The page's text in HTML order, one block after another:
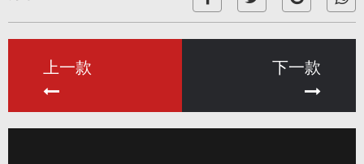
上一款 下一款